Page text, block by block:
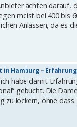
achten darauf,
meist bei 400 bis
Anlässen, da es
in Hamburg –
ich habe damit
gebucht. Die
zu lockern, ohne